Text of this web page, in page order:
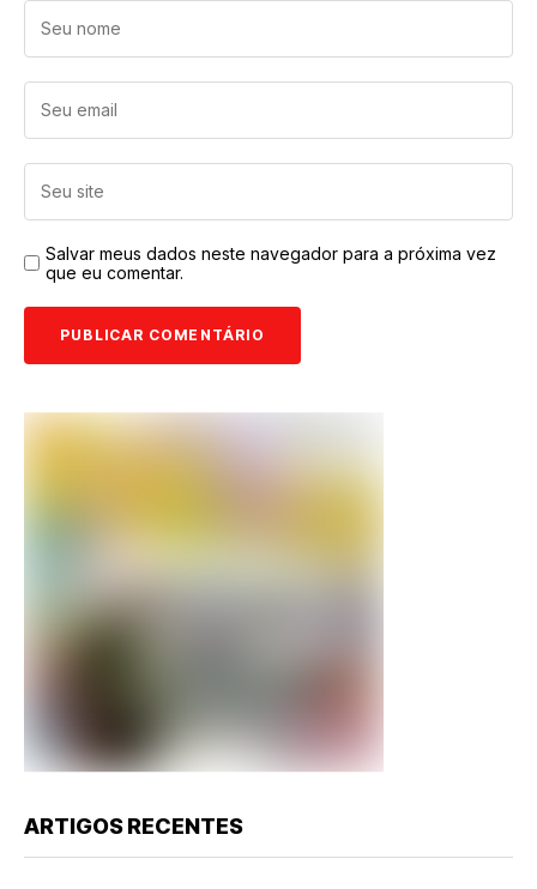
Salvar meus dados neste navegador para a próxima vez
que eu comentar.
ARTIGOS RECENTES